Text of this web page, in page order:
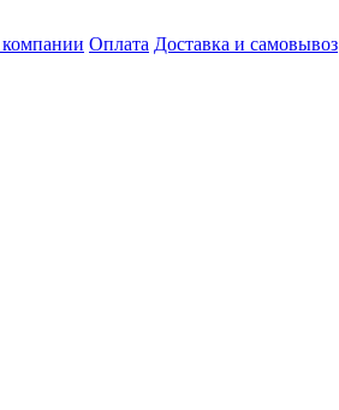
Оплата Доставка и самовывоз